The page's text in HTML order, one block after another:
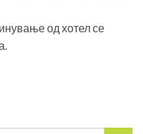
од хотел се